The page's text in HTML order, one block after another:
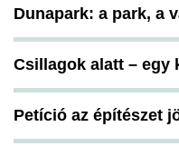
Dunapark: a park, a
Csillagok alatt – egy
Petíció az építészet